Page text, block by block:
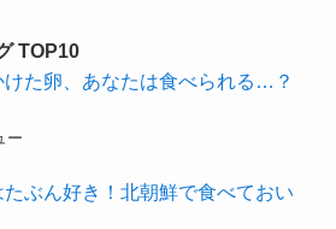
TOP10
けた卵、あなたは食べられる…？
ー
たぶん好き！北朝鮮で食べておい